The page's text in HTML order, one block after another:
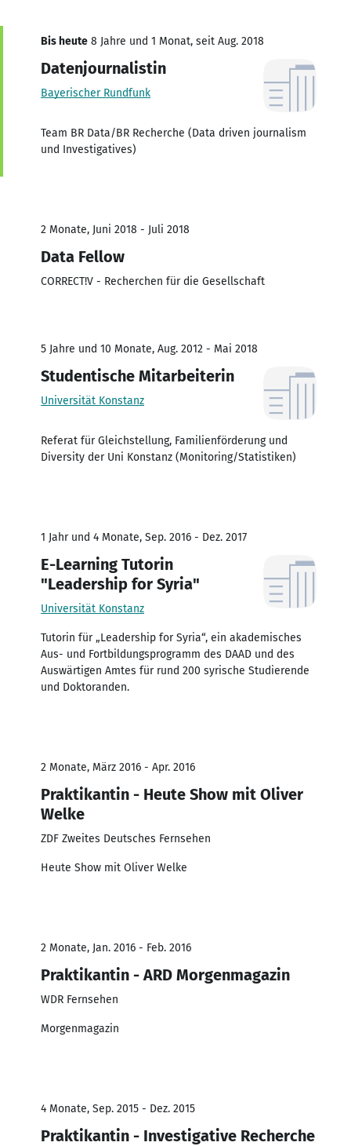
Bis heute 8 Jahre und 1 Monat, seit Aug. 2018
Datenjournalistin
Bayerischer Rundfunk
Team BR Data/BR Recherche (Data driven journalism
und Investigatives)
2 Monate, Juni 2018 - Juli 2018
Data Fellow
CORRECT!V - Recherchen für die Gesellschaft
5 Jahre und 10 Monate, Aug. 2012 - Mai 2018
Studentische Mitarbeiterin
Universität Konstanz
Referat für Gleichstellung, Familienförderung und
Diversity der Uni Konstanz (Monitoring/Statistiken)
1 Jahr und 4 Monate, Sep. 2016 - Dez. 2017
E-Learning Tutorin
"Leadership for Syria"
Universität Konstanz
Tutorin für „Leadership for Syria“, ein akademisches
Aus- und Fortbildungsprogramm des DAAD und des
Auswärtigen Amtes für rund 200 syrische Studierende
und Doktoranden.
2 Monate, März 2016 - Apr. 2016
Praktikantin - Heute Show mit Oliver
Welke
ZDF Zweites Deutsches Fernsehen
Heute Show mit Oliver Welke
2 Monate, Jan. 2016 - Feb. 2016
Praktikantin - ARD Morgenmagazin
WDR Fernsehen
Morgenmagazin
4 Monate, Sep. 2015 - Dez. 2015
Praktikantin - Investigative Recherche